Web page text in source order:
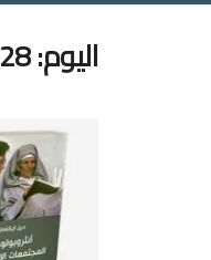
اليوم:28 مايو، 2022